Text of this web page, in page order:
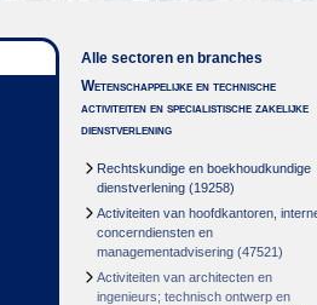
Alle sectoren en branches
Wetenschappelijke en technische
activiteiten en specialistische zakelijke
dienstverlening
Rechtskundige en boekhoudkundige
dienstverlening (19258)
Activiteiten van hoofdkantoren,
concerndiensten en
managementadvisering (47521)
Activiteiten van architecten en
ingenieurs; technisch ontwerp en